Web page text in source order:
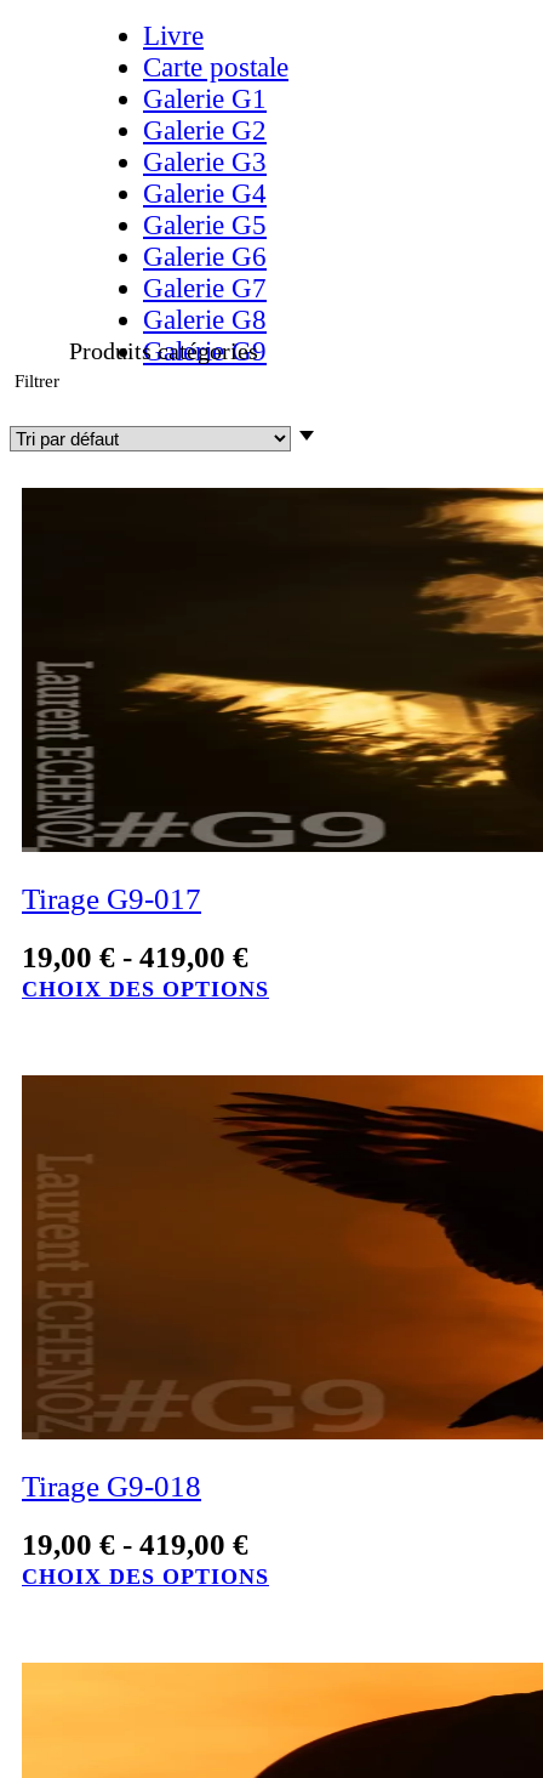
Livre
Carte postale
Galerie G1
Galerie G2
Galerie G3
Galerie G4
Galerie G5
Galerie G6
Galerie G7
Galerie G8
Galerie G9
Produits catégories
​Filtrer
Tirage G9-017
19,00 € - 419,00 €
CHOIX DES OPTIONS
Tirage G9-018
19,00 € - 419,00 €
CHOIX DES OPTIONS